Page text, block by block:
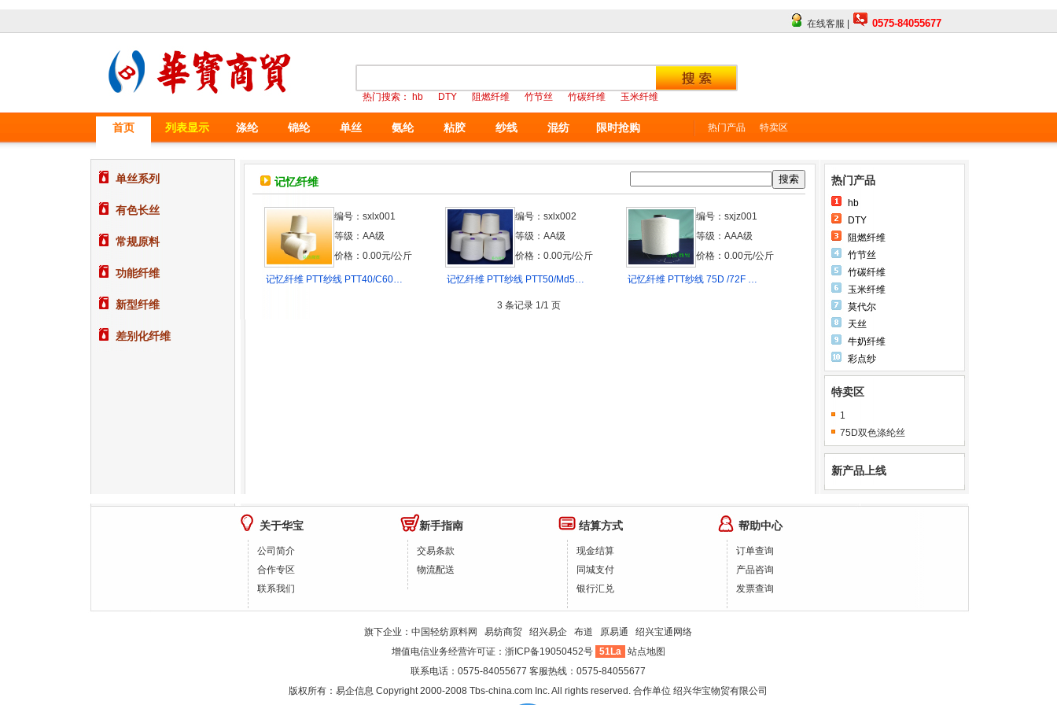
在线客服 | 0575-84055677
热门搜索： hb DTY 阻燃纤维 竹节丝 竹碳纤维 玉米纤维
首页 列表显示 涤纶 锦纶 单丝 氨纶 粘胶 纱线 混纺 限时抢购 热门产品 特卖区
单丝系列
有色长丝
常规原料
功能纤维
新型纤维
差别化纤维
记忆纤维 搜索
编号：sxlx001
等级：AA级
价格：0.00元/公斤
记忆纤维 PTT纱线 PTT40/C60…
编号：sxlx002
等级：AA级
价格：0.00元/公斤
记忆纤维 PTT纱线 PTT50/Md5…
编号：sxjz001
等级：AAA级
价格：0.00元/公斤
记忆纤维 PTT纱线 75D /72F …
3 条记录 1/1 页
热门产品
hb
DTY
阻燃纤维
竹节丝
竹碳纤维
玉米纤维
莫代尔
天丝
牛奶纤维
彩点纱
特卖区
1
75D双色涤纶丝
新产品上线
关于华宝
公司简介
合作专区
联系我们
新手指南
交易条款
物流配送
结算方式
现金结算
同城支付
银行汇兑
帮助中心
订单查询
产品咨询
发票查询
旗下企业：中国轻纺原料网 易纺商贸 绍兴易企 布道 原易通
绍兴宝通网络
增值电信业务经营许可证： 浙ICP备19050452号 51La 站点地图
联系电话：0575-84055677 客服热线：0575-84055677
版权所有：易企信息 Copyright 2000-2008 Tbs-china.com Inc. All rights reserved. 合作单位绍兴华宝物贸有限公司